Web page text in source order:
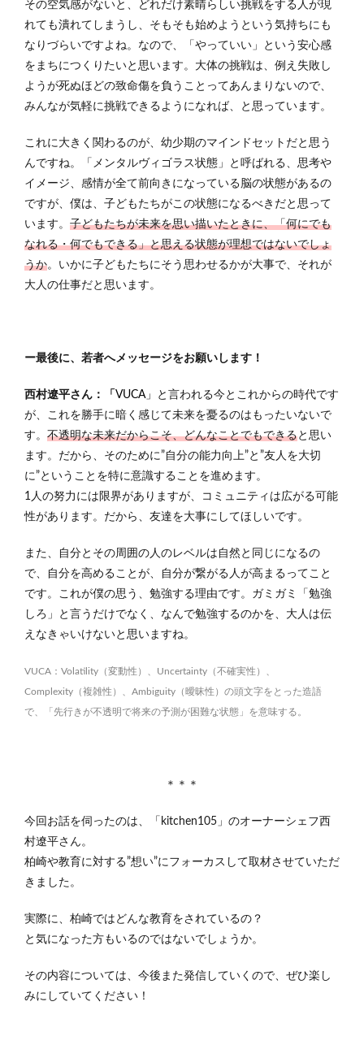
その空気感がないと、どれだけ素晴らしい挑戦をする人が現
れても潰れてしまうし、そもそも始めようという気持ちにも
なりづらいですよね。なので、「やっていい」という安心感
をまちにつくりたいと思います。大体の挑戦は、例え失敗し
ようが死ぬほどの致命傷を負うことってあんまりないので、
みんなが気軽に挑戦できるようになれば、と思っています。
これに大きく関わるのが、幼少期のマインドセットだと思う
んですね。「メンタルヴィゴラス状態」と呼ばれる、思考や
イメージ、感情が全て前向きになっている脳の状態があるの
ですが、僕は、子どもたちがこの状態になるべきだと思って
います。 子どもたちが未来を思い描いたときに、「何にでも
なれる・何でもできる」と思える状態が理想ではないでしょ
うか。いかに子どもたちにそう思わせるかが大事で、それが
大人の仕事だと思います。
ー最後に、若者へメッセージをお願いします！
西村遼平さん：「 VUCA」
と言われる今とこれからの時代です
が、これを勝手に暗く感じて未来を憂るのはもったいないで
す。 不透明な未来だからこそ、どんなことでもできると思い
ます。だから、そのために”自分の能力向上”と”友人を大切
に”ということを特に意識することを進めます。
1人の努力には限界がありますが、コミュニティは広がる可能
性があります。だから、友達を大事にしてほしいです。
また、自分とその周囲の人のレベルは自然と同じになるの
で、自分を高めることが、自分が繋がる人が高まるってこと
です。これが僕の思う、勉強する理由です。ガミガミ「勉強
しろ」と言うだけでなく、なんで勉強するのかを、大人は伝
えなきゃいけないと思いますね。
VUCA：Volatility（変動性）、Uncertainty（不確実性）、
Complexity（複雑性）、Ambiguity（曖昧性）の頭文字をとった造語
で、「先行きが不透明で将来の予測が困難な状態」を意味する。
＊＊＊
今回お話を伺ったのは、「kitchen105」のオーナーシェフ西
村遼平さん。
柏崎や教育に対する”想い”にフォーカスして取材させていただ
きました。
実際に、柏崎ではどんな教育をされているの？
と気になった方もいるのではないでしょうか。
その内容については、今後また発信していくので、ぜひ楽し
みにしていてください！